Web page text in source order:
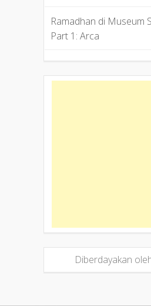
Ramadhan di Museum
Part 1: Arca
Diberdayakan